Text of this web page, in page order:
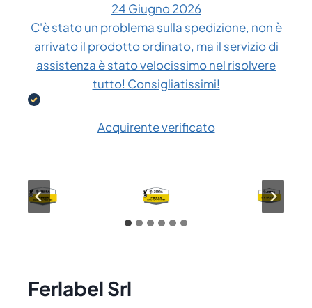
24 Giugno 2026
C'è stato un problema sulla spedizione, non è
arrivato il prodotto ordinato, ma il servizio di
assistenza è stato velocissimo nel risolvere
tutto! Consigliatissimi!
Acquirente verificato
Ferlabel Srl